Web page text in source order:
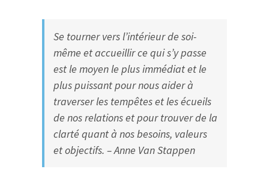
Se tourner vers l’intérieur de soi-
même et accueillir ce qui s’y passe
est le moyen le plus immédiat et le
plus puissant pour nous aider à
traverser les tempêtes et les écueils
de nos relations et pour trouver de la
clarté quant à nos besoins, valeurs
et objectifs. – Anne Van Stappen